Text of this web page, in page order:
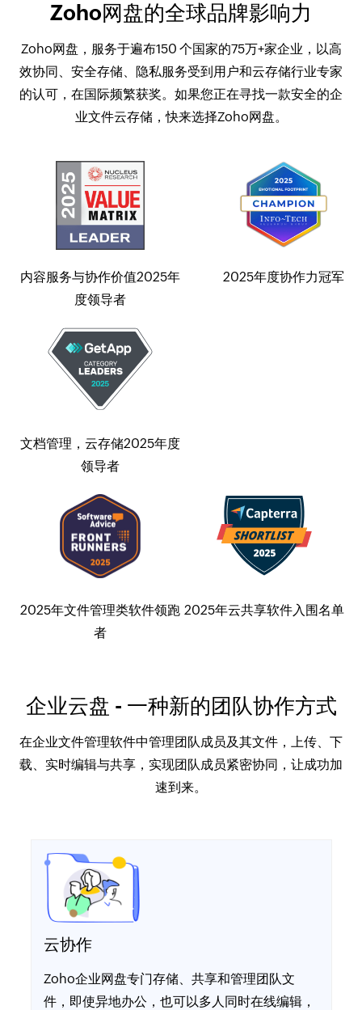
Zoho网盘的全球品牌影响力
Zoho网盘，服务于遍布150 个国家的75万+家企业，以高
效协同、安全存储、隐私服务受到用户和云存储行业专家
的认可，在国际频繁获奖。如果您正在寻找一款安全的企
业文件云存储，快来选择Zoho网盘。
内容服务与协作价值2025年
度领导者
2025年度协作力冠军
文档管理，云存储2025年度
领导者
2025年文件管理类软件领跑
者
2025年云共享软件入围名单
企业云盘 - 一种新的团队协作方式
在企业文件管理软件中管理团队成员及其文件，上传、下
载、实时编辑与共享，实现团队成员紧密协同，让成功加
速到来。
云协作
Zoho企业网盘专门存储、共享和管理团队文
件，即使异地办公，也可以多人同时在线编辑，